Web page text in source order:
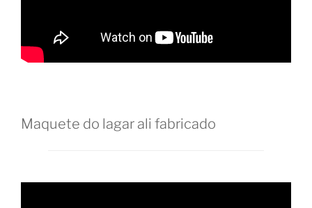
Maquete do lagar ali fabricado